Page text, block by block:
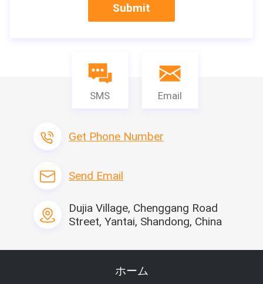
Submit
SMS Email
Get Phone Number
Send Email
Dujia Village, Chenggang Road
Street, Yantai, Shandong, China
ホーム